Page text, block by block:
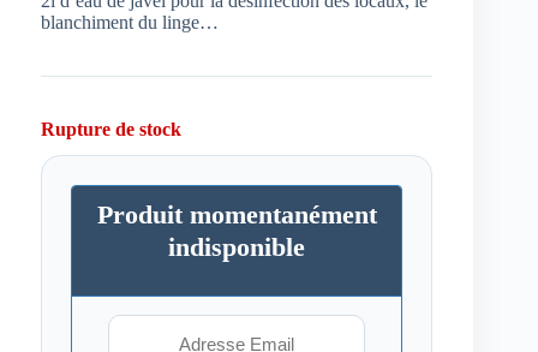
blanchiment du linge…
Rupture de stock
Produit momentanément
indisponible